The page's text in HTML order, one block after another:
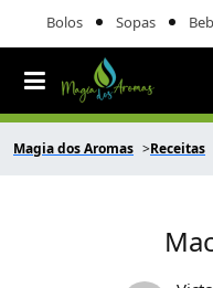
Bolos Sopas
Magia dos Aromas Receitas